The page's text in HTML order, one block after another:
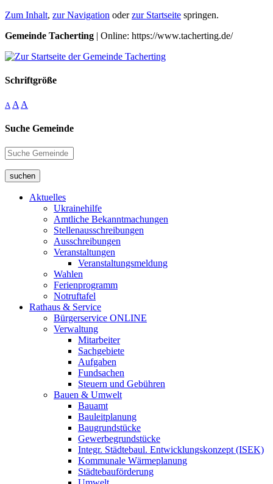
Zum Inhalt, zur Navigation oderzur Startseite springen.
Gemeinde Tacherting | Online: https://www.tacherting.de/
Schriftgröße
A A A
Suche Gemeinde
suchen
Aktuelles
Ukrainehilfe
Amtliche Bekanntmachungen
Stellenausschreibungen
Ausschreibungen
Veranstaltungen
Veranstaltungsmeldung
Wahlen
Ferienprogramm
Notruftafel
Rathaus & Service
Bürgerservice ONLINE
Verwaltung
Mitarbeiter
Sachgebiete
Aufgaben
Fundsachen
Steuern und Gebühren
Bauen & Umwelt
Bauamt
Bauleitplanung
Baugrundstücke
Gewerbegrundstücke
Integr. Städtebaul. Entwicklungskonzept (ISEK)
Kommunale Wärmeplanung
Städtebauförderung